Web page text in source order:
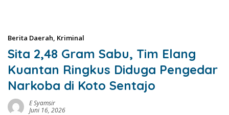
Berita Daerah, Kriminal
Sita 2,48 Gram Sabu, Tim Elang
Kuantan Ringkus Diduga Pengedar
Narkoba di Koto Sentajo
E Syamsir
Juni 16, 2026